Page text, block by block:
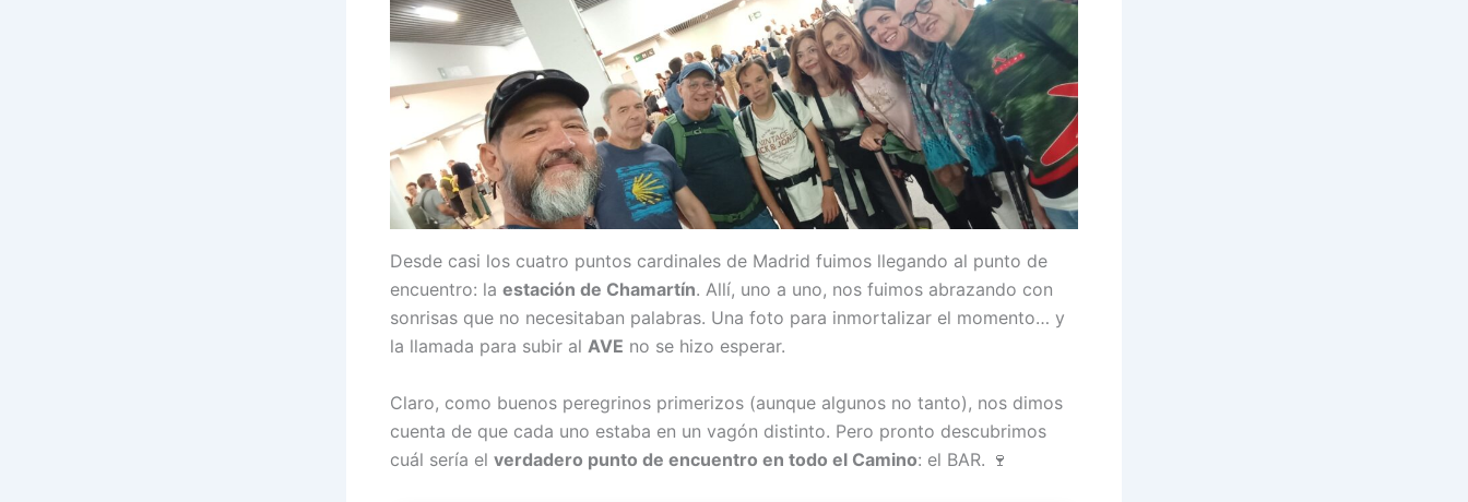
Desde casi los cuatro puntos cardinales de Madrid fuimos llegando al punto de
encuentro: la estación de Chamartín. Allí, uno a uno, nos fuimos abrazando con
sonrisas que no necesitaban palabras. Una foto para inmortalizar el momento… y
la llamada para subir al AVE no se hizo esperar.
Claro, como buenos peregrinos primerizos (aunque algunos no tanto), nos dimos
cuenta de que cada uno estaba en un vagón distinto. Pero pronto descubrimos
cuál sería el verdadero punto de encuentro en todo el Camino: el BAR. 🍷